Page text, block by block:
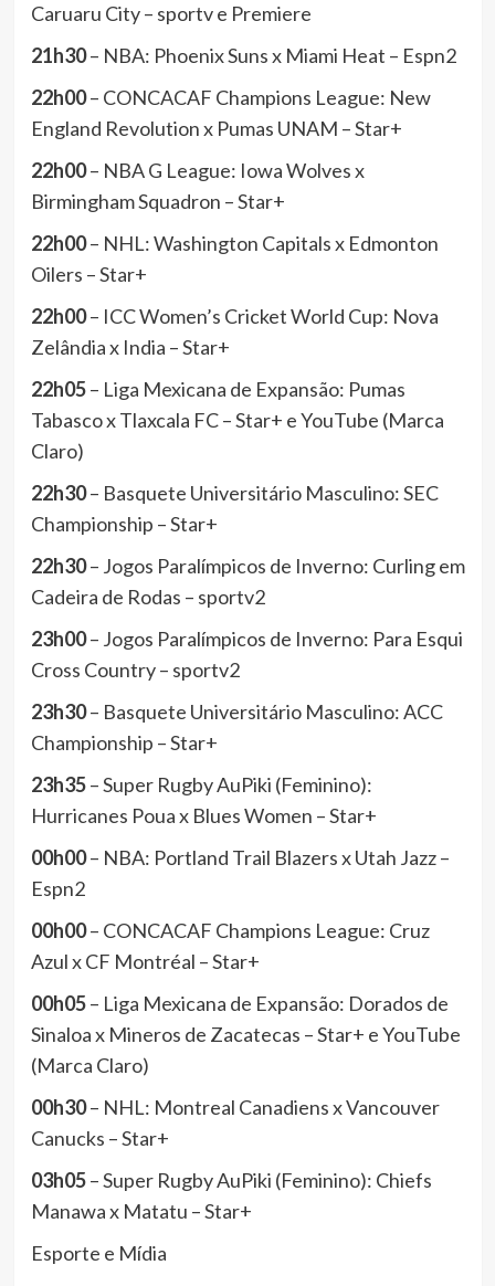
Caruaru City – sportv e Premiere
21h30– NBA: Phoenix Suns x Miami Heat – Espn2
22h00– CONCACAF Champions League: New
England Revolution x Pumas UNAM – Star+
22h00– NBA G League: Iowa Wolves x
Birmingham Squadron – Star+
22h00– NHL: Washington Capitals x Edmonton
Oilers – Star+
22h00– ICC Women’s Cricket World Cup: Nova
Zelândia x India – Star+
22h05– Liga Mexicana de Expansão: Pumas
Tabasco x Tlaxcala FC – Star+ e YouTube (Marca
Claro)
22h30– Basquete Universitário Masculino: SEC
Championship – Star+
22h30– Jogos Paralímpicos de Inverno: Curling em
Cadeira de Rodas – sportv2
23h00– Jogos Paralímpicos de Inverno: Para Esqui
Cross Country – sportv2
23h30– Basquete Universitário Masculino: ACC
Championship – Star+
23h35– Super Rugby AuPiki (Feminino):
Hurricanes Poua x Blues Women – Star+
00h00– NBA: Portland Trail Blazers x Utah Jazz –
Espn2
00h00– CONCACAF Champions League: Cruz
Azul x CF Montréal – Star+
00h05– Liga Mexicana de Expansão: Dorados de
Sinaloa x Mineros de Zacatecas – Star+ e YouTube
(Marca Claro)
00h30– NHL: Montreal Canadiens x Vancouver
Canucks – Star+
03h05– Super Rugby AuPiki (Feminino): Chiefs
Manawa x Matatu – Star+
Esporte e Mídia